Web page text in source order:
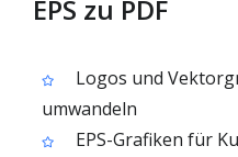
EPS zu PDF
Logos und
umwandeln
EPS-Grafiken für